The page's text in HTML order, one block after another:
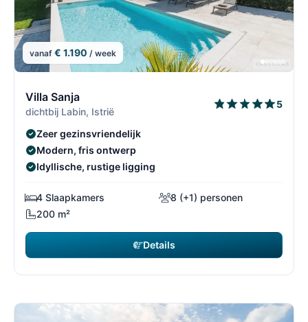
vanaf € 1.190 / week
Villa Sanja
dichtbij Labin, Istrië
5
Zeer gezinsvriendelijk
Modern, fris ontwerp
Idyllische, rustige ligging
4 Slaapkamers
8 (+1) personen
200 m²
Details